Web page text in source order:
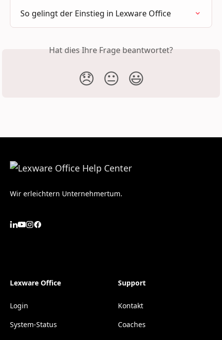
So gelingt der Einstieg in Lexware Office
Hat dies Ihre Frage beantwortet?
😞 😐 😃
Wir erleichtern Unternehmertum.
Lexware Office
Login
System-Status
Support
Kontakt
Coaches